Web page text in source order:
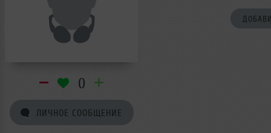
0
ЛИЧНОЕ СООБЩЕНИЕ